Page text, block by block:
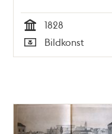
Tid
1828
Typ
Bildkonst